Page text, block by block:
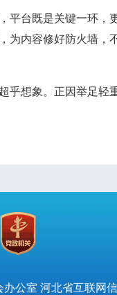
台既是关键一环，
内容修好防火墙
象。正因举足轻
公室 河北省互联网